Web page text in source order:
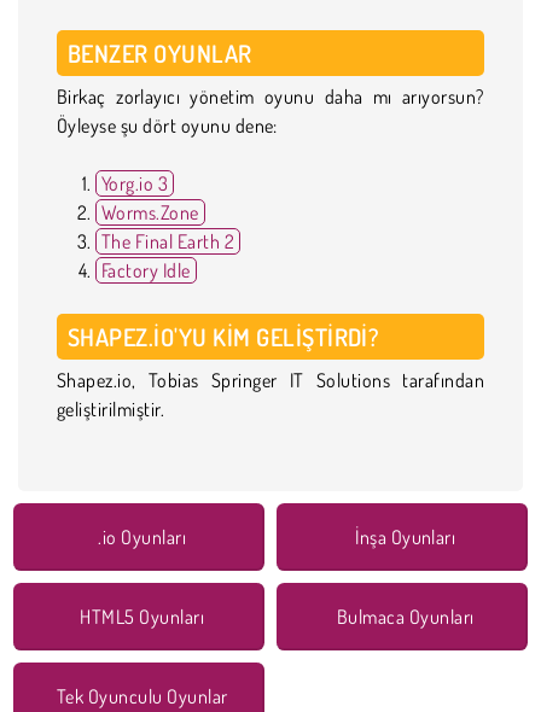
BENZER OYUNLAR
Birkaç zorlayıcı yönetim oyunu daha mı arıyorsun?
Öyleyse şu dört oyunu dene:
Yorg.io 3
Worms.Zone
The Final Earth 2
Factory Idle
SHAPEZ.IO'YU KIM GELIŞTIRDI?
Shapez.io, Tobias Springer IT Solutions tarafından
geliştirilmiştir.
.io Oyunları İnşa Oyunları
HTML5 Oyunları Bulmaca Oyunları
Tek Oyunculu Oyunlar